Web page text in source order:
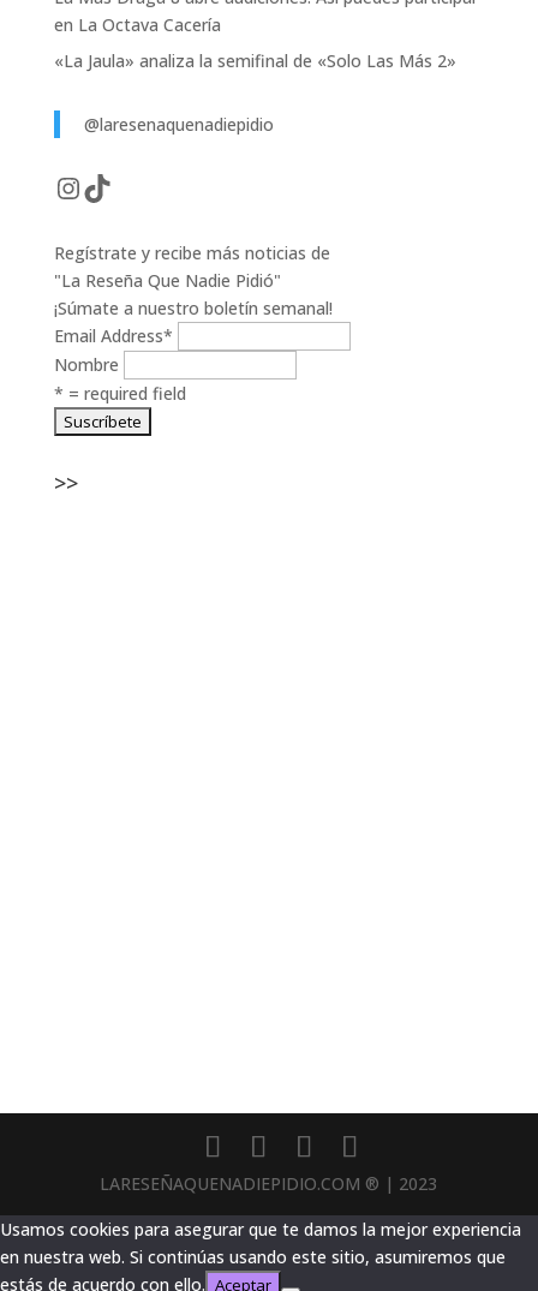
en La Octava Cacería
«La Jaula» analiza la semifinal de «Solo Las Más 2»
@laresenaquenadiepidio
Instagram
TikTok
Regístrate y recibe más noticias de
"La Reseña Que Nadie Pidió"
¡Súmate a nuestro boletín semanal!
Email Address*
Nombre
* = required field
>>
LARESEÑAQUENADIEPIDIO.COM ® | 2023
Usamos cookies para asegurar que te damos la mejor experiencia
en nuestra web. Si continúas usando este sitio, asumiremos que
estás de acuerdo con ello. Aceptar